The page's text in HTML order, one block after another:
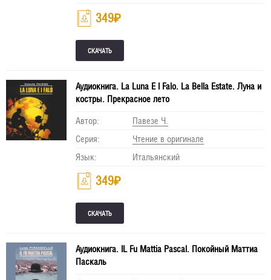
349₽
Аудиокнига. La Luna E I Falo. La Bella Estate. Луна и
костры. Прекрасное лето
Автор:
Павезе Ч.
Серия:
Чтение в оригинале
Язык:
Итальянский
349₽
Аудиокнига. IL Fu Mattia Pascal. Покойный Маттиа
Паскаль